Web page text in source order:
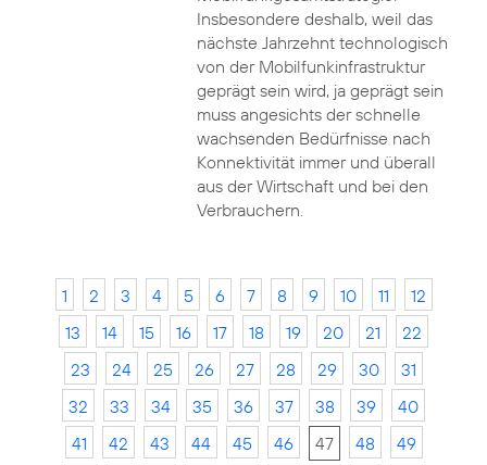
Insbesondere deshalb, weil das
nächste Jahrzehnt technologisch
von der Mobilfunkinfrastruktur
geprägt sein wird, ja geprägt sein
muss angesichts der schnelle
wachsenden Bedürfnisse nach
Konnektivität immer und überall
aus der Wirtschaft und bei den
Verbrauchern.
1 2 3 4 5 6 7 8 9 10 11
12
13
14 15 16 17 18 19 20 21
22
23
24 25 26 27 28 29 30
31
32
33 34 35 36 37 38 39
40
41
42 43 44 45 46 47 48
49